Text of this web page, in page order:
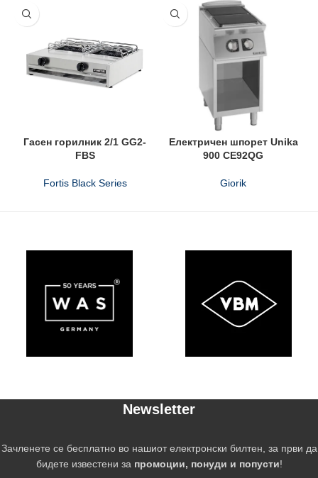
Гасен горилник 2/1 GG2-
FBS
Fortis Black Series
Електричен шпорет Unika
900 CE92QG
Giorik
Newsletter
Зачленете се бесплатно во нашиот електронски билтен, за први да
бидете известени за промоции, понуди и попусти!